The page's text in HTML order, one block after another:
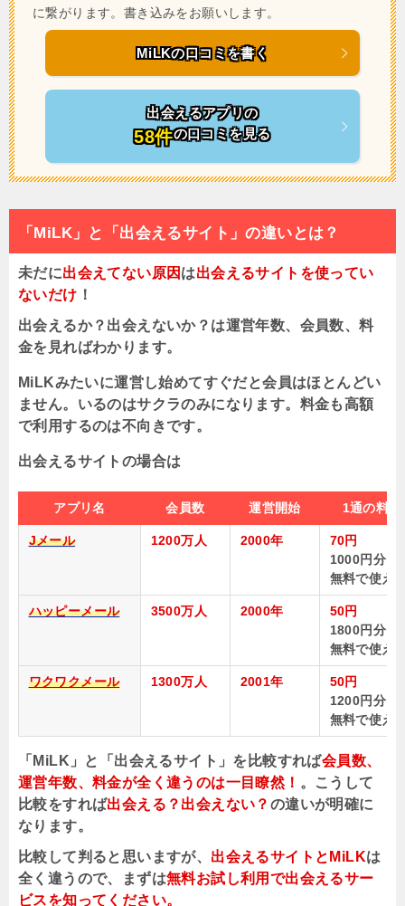
に繋がります。書き込みをお願いします。
MiLKの口コミを書く
出会えるアプリの
58件の口コミを見る
「MiLK」と「出会えるサイト」の違いとは？
未だに出会えてない原因 は出会えるサイトを使ってい
ないだけ ！
出会えるか？出会えないか？は運営年数、会員数、料
金を見ればわかります。
MiLKみたいに運営し始めてすぐだと会員はほとんどい
ません。いるのはサクラのみになります。料金も高額
で利用するのは不向きです。
出会えるサイトの場合は
アプリ名 会員数 運営開始 1通の料金
Jメール 1200万人 2000年
70円
1000円分も
無料で使え
ハッピーメール 3500万人 2000年
50円
1800円分も
無料で使え
ワクワクメール 1300万人 2001年
50円
1200円分も
無料で使え
「MiLK」と「出会えるサイト」を比較すれば会員数、
運営年数、料金が全く違うのは一目瞭然！ 。こうして
比較をすれば出会える？出会えない？ の違いが明確に
なります。
比較して判ると思いますが、 出会えるサイトとMiLKは
全く違うので、まずは無料お試し利用で出会えるサー
ビスを知ってください。